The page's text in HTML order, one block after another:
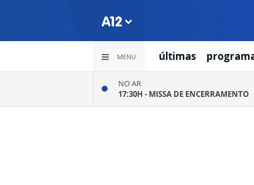
MENU últimas
NO AR
17:30H - MISSA DE ENCERRAMENTO